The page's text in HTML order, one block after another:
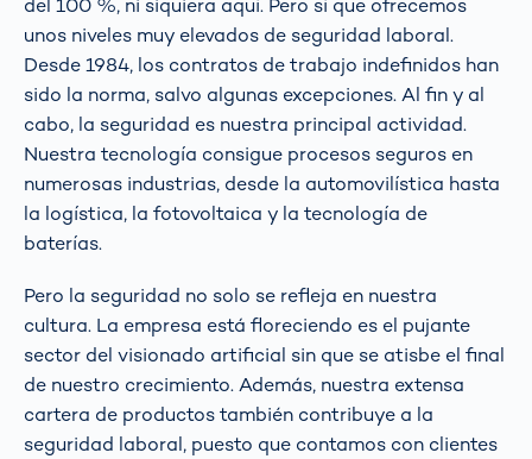
del 100 %, ni siquiera aquí. Pero sí que ofrecemos
unos niveles muy elevados de seguridad laboral.
Desde 1984, los contratos de trabajo indefinidos han
sido la norma, salvo algunas excepciones. Al fin y al
cabo, la seguridad es nuestra principal actividad.
Nuestra tecnología consigue procesos seguros en
numerosas industrias, desde la automovilística hasta
la logística, la fotovoltaica y la tecnología de
baterías.
Pero la seguridad no solo se refleja en nuestra
cultura. La empresa está floreciendo es el pujante
sector del visionado artificial sin que se atisbe el final
de nuestro crecimiento. Además, nuestra extensa
cartera de productos también contribuye a la
seguridad laboral, puesto que contamos con clientes